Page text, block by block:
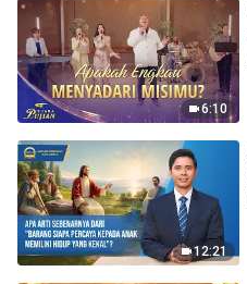
6:10
12:21